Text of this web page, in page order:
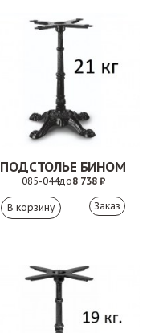
ПОДСТОЛЬЕ БИНОМ
085-044до8 738 ₽
Заказ